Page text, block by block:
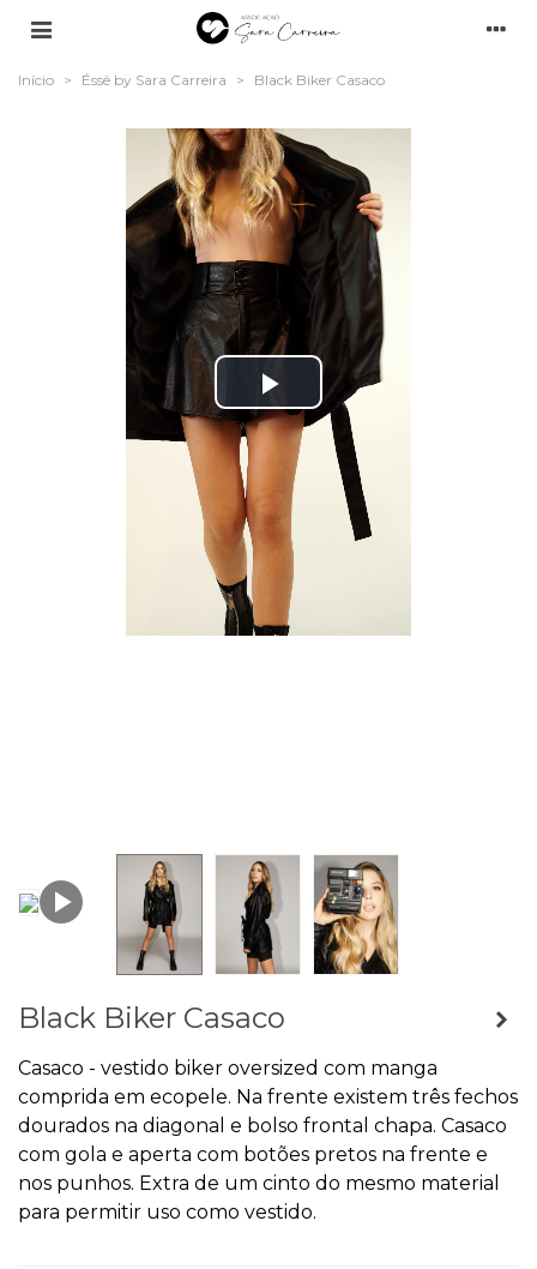
Início > Éssê by Sara Carreira > Black Biker Casaco
Play
Video
Black Biker Casaco
Casaco - vestido biker oversized com manga
comprida em ecopele. Na frente existem três fechos
dourados na diagonal e bolso frontal chapa. Casaco
com gola e aperta com botões pretos na frente e
nos punhos. Extra de um cinto do mesmo material
para permitir uso como vestido.